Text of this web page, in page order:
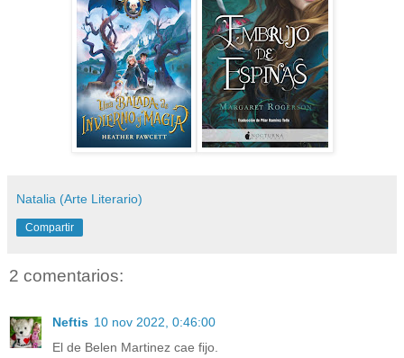
Natalia (Arte Literario)
Compartir
2 comentarios:
Neftis 10 nov 2022, 0:46:00
El de Belen Martinez cae fijo.